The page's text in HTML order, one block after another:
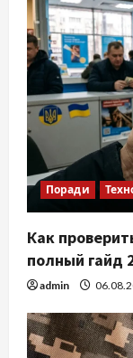
Поради
Как
полный гайд
admin